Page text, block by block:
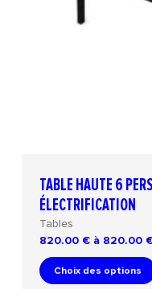
TABLE HAUTE 6
ÉLECTRIFICATION
Tables
820.00 € à 820.00
Choix des options